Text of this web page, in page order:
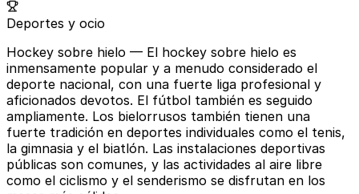
Deportes y ocio
Hockey sobre hielo — El hockey sobre hielo es
inmensamente popular y a menudo considerado el
deporte nacional, con una fuerte liga profesional y
aficionados devotos. El fútbol también es seguido
ampliamente. Los bielorrusos también tienen una
fuerte tradición en deportes individuales como el tenis,
la gimnasia y el biatlón. Las instalaciones deportivas
públicas son comunes, y las actividades al aire libre
como el ciclismo y el senderismo se disfrutan en los